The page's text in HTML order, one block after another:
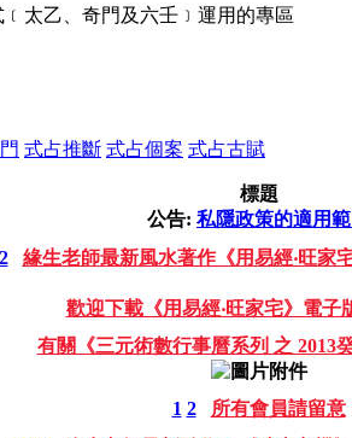
太乙、奇門及六壬﹞運用的專區
式占推斷 式占個案 式占古賦
標題
公告: 私隱政策的適用
2 緣生老師最新風水著作《用易經‧旺家
歡迎下載《用易經‧旺家宅》電子
有關《三元術數行事曆系列 之 2013
1 2
所有會員請留意